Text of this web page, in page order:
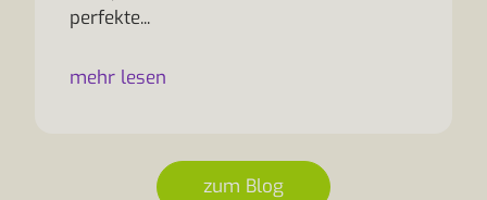
perfekte...
mehr lesen
zum Blog